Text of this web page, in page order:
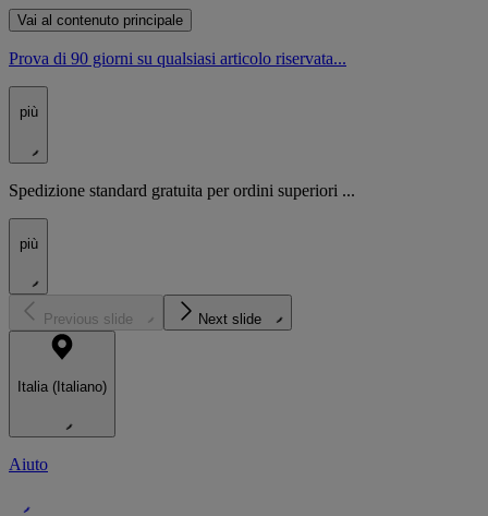
Vai al contenuto principale
Prova di 90 giorni su qualsiasi articolo riservata...
più
Spedizione standard gratuita per ordini superiori ...
più
Previous slide Next slide
Italia (Italiano)
Aiuto